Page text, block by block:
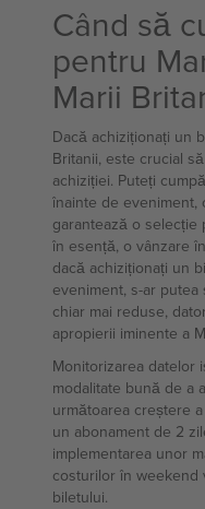
Când să
pentru
Marii
Dacă achiziționați un
Britanii, este crucial
achiziției. Puteți
înainte de eveniment,
garantează o selecție
în esență, o vânzare
dacă achiziționați un
eveniment, s-ar
chiar mai reduse,
apropierii iminente a
Monitorizarea datelor
modalitate bună de a
următoarea creștere
un abonament de 2
implementarea unor
costurilor în weekend
biletului.